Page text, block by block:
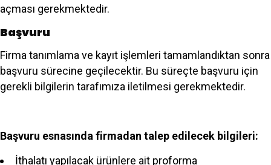
açması gerekmektedir.
Başvuru
Firma tanımlama ve kayıt işlemleri tamamlandıktan sonra
başvuru sürecine geçilecektir. Bu süreçte başvuru için
gerekli bilgilerin tarafımıza iletilmesi gerekmektedir.
Başvuru esnasında firmadan talep edilecek bilgileri:
İthalatı yapılacak ürünlere ait proforma